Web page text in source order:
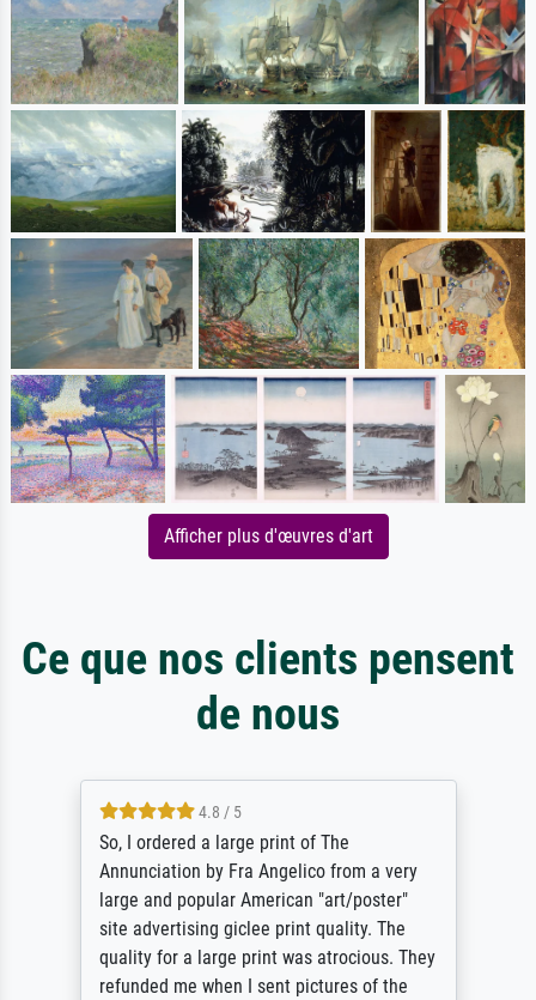
Afficher plus d'œuvres d'art
Ce que nos clients pensent
de nous
4.8 / 5
So, I ordered a large print of The
Annunciation by Fra Angelico from a very
large and popular American "art/poster"
site advertising giclee print quality. The
quality for a large print was atrocious. They
refunded me when I sent pictures of the